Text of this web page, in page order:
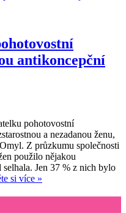
antikoncepční
pohotovostní
a nezadanou ženu,
Z průzkumu společnosti
použilo nějakou
Jen 37 % z nich bylo
si více »